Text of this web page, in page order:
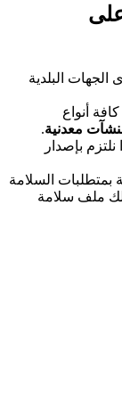
الجهات البلدية
أنواع
معدنية.
بإصدار
بمتطلبات السلامة
لك ملف سلامة